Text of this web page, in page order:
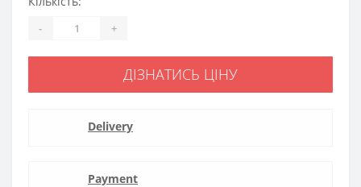
- +
ДІЗНАТИСЬ ЦІНУ
Delivery
Payment